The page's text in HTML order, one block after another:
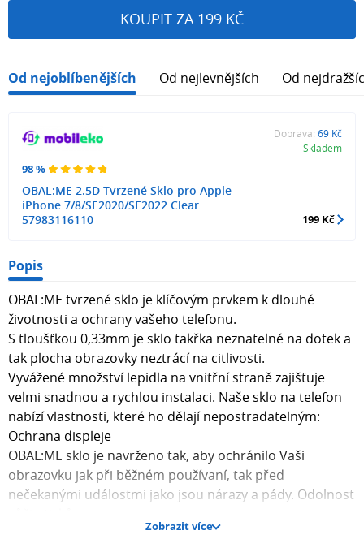
KOUPIT ZA 199 KČ
Od nejoblíbenějších Od nejlevnějších Od
98 %
OBAL:ME 2.5D Tvrzené Sklo pro Apple
iPhone 7/8/SE2020/SE2022 Clear
57983116110
Doprava: 69 Kč
Skladem
199 Kč
Popis
OBAL:ME tvrzené sklo je klíčovým prvkem k dlouhé
životnosti a ochrany vašeho telefonu.
S tloušťkou 0,33mm je sklo takřka neznatelné na dotek a
tak plocha obrazovky neztrácí na citlivosti.
Vyvážené množství lepidla na vnitřní straně zajišťuje
velmi snadnou a rychlou instalaci. Naše sklo na telefon
nabízí vlastnosti, které ho dělají nepostradatelným:
Ochrana displeje
OBAL:ME sklo je navrženo tak, aby ochránilo Vaši
obrazovku jak při běžném používaní, tak před
nečekanými událostmi jako jsou nárazy a pády. Odolnost
Díky pokročilé technologii našeho skla si užijete
Zobrazit více